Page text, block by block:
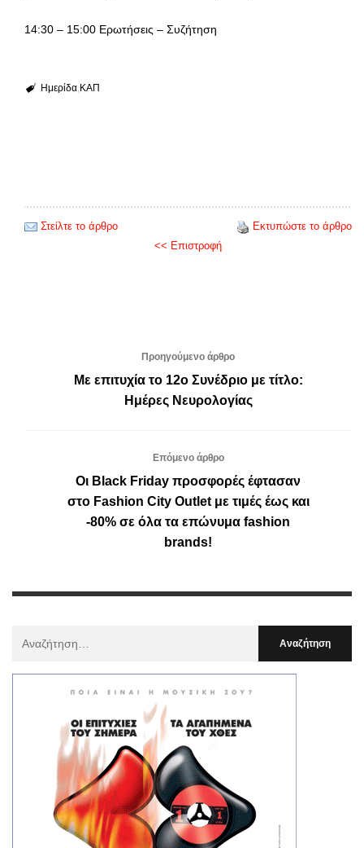
14:30 – 15:00 Ερωτήσεις – Συζήτηση
Ημερίδα ΚΑΠ
Στείλτε το άρθρο
Εκτυπώστε το άρθρο
<< Επιστροφή
Προηγούμενο άρθρο
Με επιτυχία το 12ο Συνέδριο με τίτλο:
Ημέρες Νευρολογίας
Επόμενο άρθρο
Οι Black Friday προσφορές έφτασαν
στο Fashion City Outlet με τιμές έως και
-80% σε όλα τα επώνυμα fashion
brands!
: